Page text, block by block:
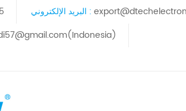
البريد الإلكتروني :